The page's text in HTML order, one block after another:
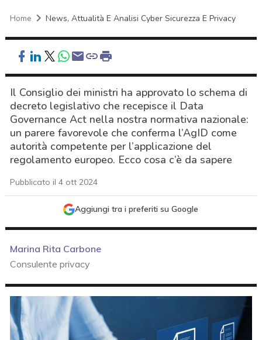
Home News, Attualità E Analisi Cyber Sicurezza E Privacy
Il Consiglio dei ministri ha approvato lo schema di
decreto legislativo che recepisce il Data
Governance Act nella nostra normativa nazionale:
un parere favorevole che conferma l’AgID come
autorità competente per l’applicazione del
regolamento europeo. Ecco cosa c’è da sapere
Pubblicato il 4 ott 2024
Aggiungi tra i preferiti su Google
Marina Rita Carbone
Consulente privacy